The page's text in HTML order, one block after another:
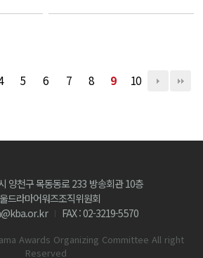
5 6 7 8 9 10
양천구 목동동로 233 방송회관 10층
드라마어워즈조직위원회
FAX : 02-3219-5570
Awards Organizing Committee All right
Reserved